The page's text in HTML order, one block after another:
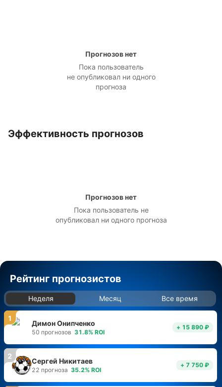
Прогнозов нет
Пока пользователь
не опубликовал ни одного
прогноза
Эффективность прогнозов
Прогнозов нет
Пока пользователь не
опубликовал ни одного прогноза
Рейтинг прогнозистов
Неделя Месяц Все время
1
Димон Онипченко
50 прогнозов 31.8% ROI
+ 15 890 ₽
2
Сергей Никитаев
22 прогноза 35.2% ROI
+ 7 750 ₽